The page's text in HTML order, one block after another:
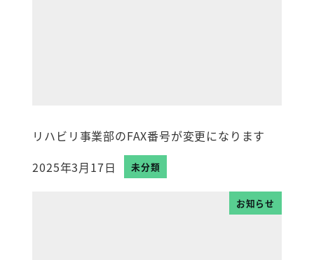
リハビリ事業部のFAX番号が変更になります
投稿日
2025年3月17日 未分類
お知らせ